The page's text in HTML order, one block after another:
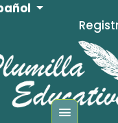
principal
del sitio